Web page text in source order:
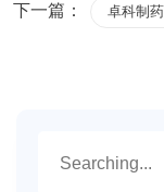
下一篇： 卓科制